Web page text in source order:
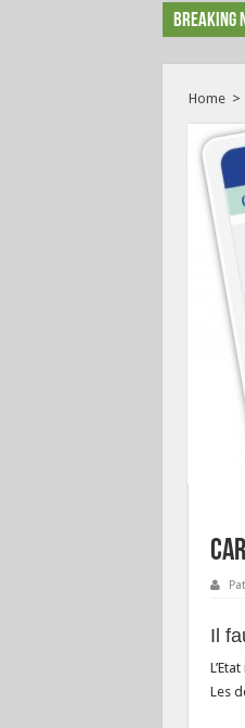
Breaking
Home >
Il
Les